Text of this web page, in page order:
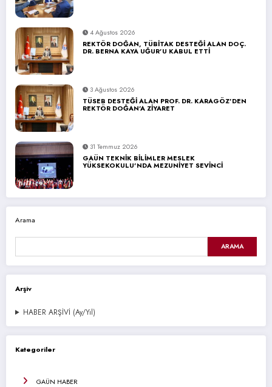
4 Ağustos 2026
REKTÖR DOĞAN, TÜBİTAK DESTEĞİ ALAN DOÇ.
DR. BERNA KAYA UĞUR’U KABUL ETTİ
3 Ağustos 2026
TÜSEB DESTEĞİ ALAN PROF. DR. KARAGÖZ’DEN
REKTÖR DOĞAN’A ZİYARET
31 Temmuz 2026
GAÜN TEKNİK BİLİMLER MESLEK
YÜKSEKOKULU’NDA MEZUNİYET SEVİNCİ
Arama
ARAMA
Arşiv
HABER ARŞİVİ (Ay/Yıl)
Kategoriler
GAÜN HABER